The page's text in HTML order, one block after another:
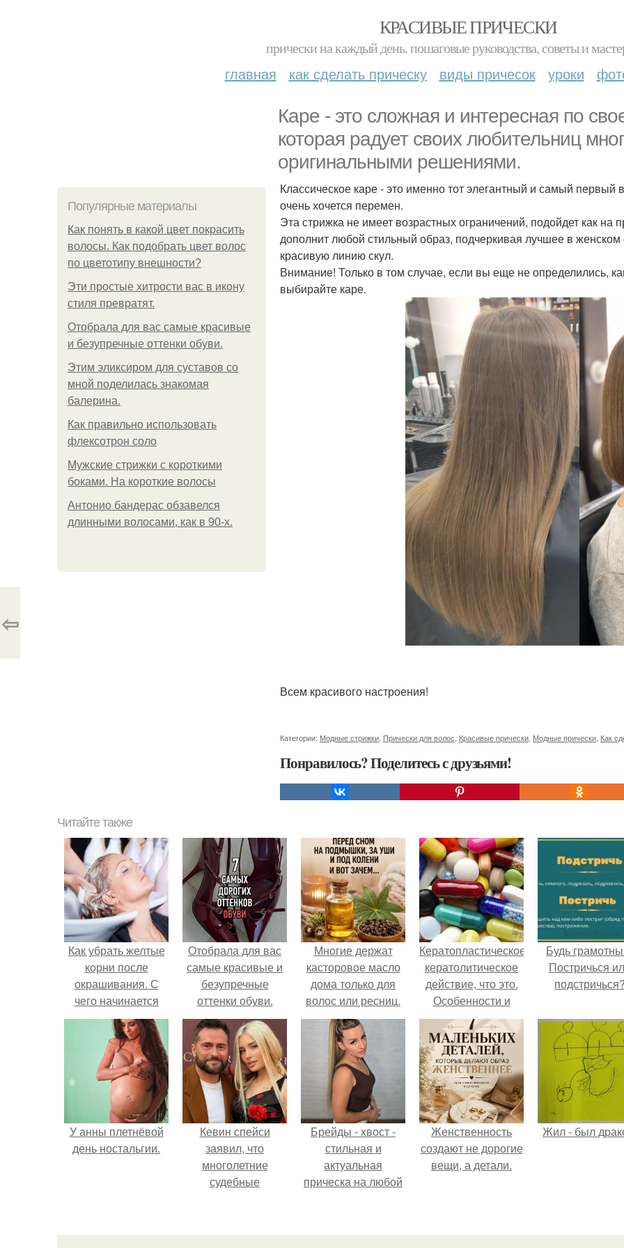
КРАСИВЫЕ ПРИЧЕСКИ
прически на каждый день. пошаговые руководства, советы и
главная как сделать прическу виды причесок уроки
Каре - это сложная и интересная по
которая радует своих любительниц
оригинальными решениями.
Популярные материалы
Как понять в какой цвет покрасить
волосы. Как подобрать цвет волос
по цветотипу внешности?
Эти простые хитрости вас в икону
стиля превратят.
Отобрала для вас самые красивые
и безупречные оттенки обуви.
Этим эликсиром для суставов со
мной поделилась знакомая
балерина.
Как правильно использовать
флексотрон соло
Мужские стрижки с короткими
боками. На короткие волосы
Антонио бандерас обзавелся
длинными волосами, как в 90-х.
Классическое каре - это именно тот элегантный и самый первый
очень хочется перемен.
Эта стрижка не имеет возрастных ограничений, подойдет как
дополнит любой стильный образ, подчеркивая лучшее в
красивую линию скул.
Внимание! Только в том случае, если вы еще не определились,
выбирайте каре.
Всем красивого настроения!
Категории: Модные стрижки Прически для волос Красивые прически Модные прически Как
Понравилось? Поделитесь с друзьями!
⇦
Читайте также
Как убрать желтые
корни после
окрашивания. С
чего начинается
желтизна
Отобрала для вас
самые красивые и
безупречные
оттенки обуви.
Многие держат
касторовое масло
дома только для
волос или ресниц.
Кератопластическое
кератолитическое
действие, что это.
Особенности и
применение
кератолитических
препаратов
Будь
Постричься
У анны плетнёвой
день ностальгии.
Кевин спейси
заявил, что
многолетние
судебные
уничтожили его
Брейды - хвост -
стильная и
актуальная
прическа на любой
Женственность
создают не дорогие
вещи, а детали.
Жил - был